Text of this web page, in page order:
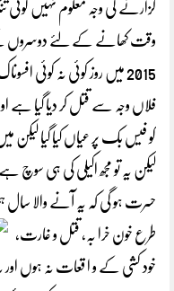
گزارنے کی وجہ معلوم نہیں کوئی
وقت کھانے کے لئے دوسروں کے
2015 میں روز کوئی نہ کوئی
فلاں وجہ سے قتل کر دیا گیا ہے اور
کو فیس بک پر عیاں کیا گیا لیکن
لیکن یہ تو مجھ اکیلی کی ہی سوچ
حسرت ہو گی کہ یہ آنے والا سال
طرع خون خرا بہ، قتل و غارت،
خود کشی کے و ا قعات نہ ہوں